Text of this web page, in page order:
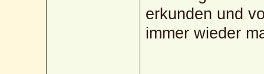
erkunden und
immer wieder